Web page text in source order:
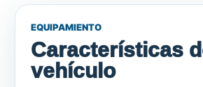
EQUIPAMIENTO
Características
vehículo